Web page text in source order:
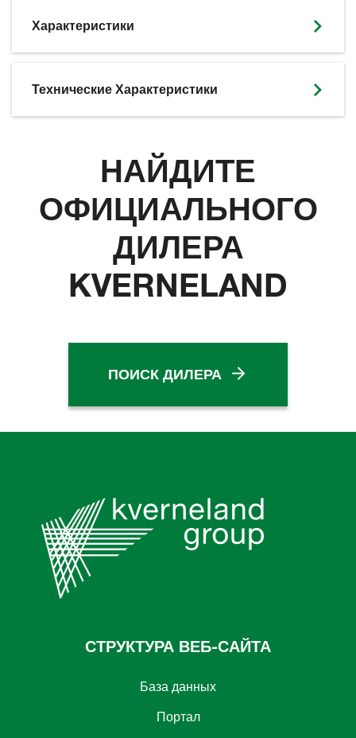
Характеристики
Технические Характеристики
НАЙДИТЕ
ОФИЦИАЛЬНОГО
ДИЛЕРА
KVERNELAND
ПОИСК ДИЛЕРА
СТРУКТУРА ВЕБ-САЙТА
База данных
Портал